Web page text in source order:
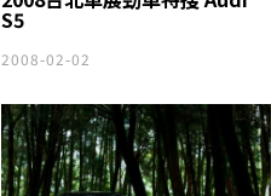
S5
2008-02-02